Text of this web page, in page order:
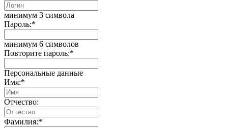
минимум 3 символа
Пароль:*
минимум 6 символов
Повторите пароль:*
Персональные данные
Имя:*
Отчество:
Фамилия:*